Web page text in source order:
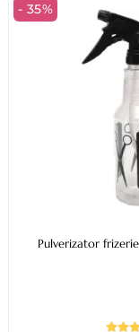
- 35%
Pulverizator